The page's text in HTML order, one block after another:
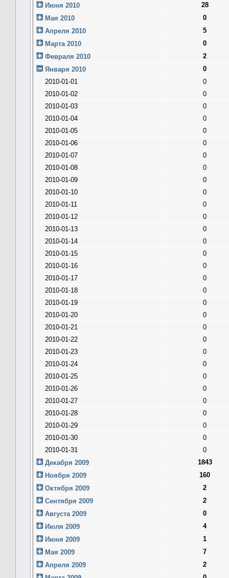
Июня 2010
28
Мая 2010
0
Апреля 2010
5
Марта 2010
0
Февраля 2010
2
Января 2010
0
2010-01-01
0
2010-01-02
0
2010-01-03
0
2010-01-04
0
2010-01-05
0
2010-01-06
0
2010-01-07
0
2010-01-08
0
2010-01-09
0
2010-01-10
0
2010-01-11
0
2010-01-12
0
2010-01-13
0
2010-01-14
0
2010-01-15
0
2010-01-16
0
2010-01-17
0
2010-01-18
0
2010-01-19
0
2010-01-20
0
2010-01-21
0
2010-01-22
0
2010-01-23
0
2010-01-24
0
2010-01-25
0
2010-01-26
0
2010-01-27
0
2010-01-28
0
2010-01-29
0
2010-01-30
0
2010-01-31
0
Декабря 2009
1843
Ноября 2009
160
Октября 2009
2
Сентября 2009
2
Августа 2009
0
Июля 2009
4
Июня 2009
1
Мая 2009
7
Апреля 2009
2